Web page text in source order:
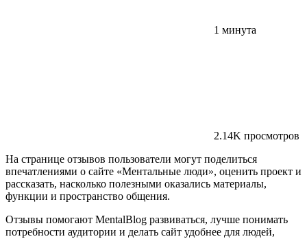
1 минута
2.14K просмотров
На странице отзывов пользователи могут поделиться
впечатлениями о сайте «Ментальные люди», оценить проект и
рассказать, насколько полезными оказались материалы,
функции и пространство общения.
Отзывы помогают MentalBlog развиваться, лучше понимать
потребности аудитории и делать сайт удобнее для людей,